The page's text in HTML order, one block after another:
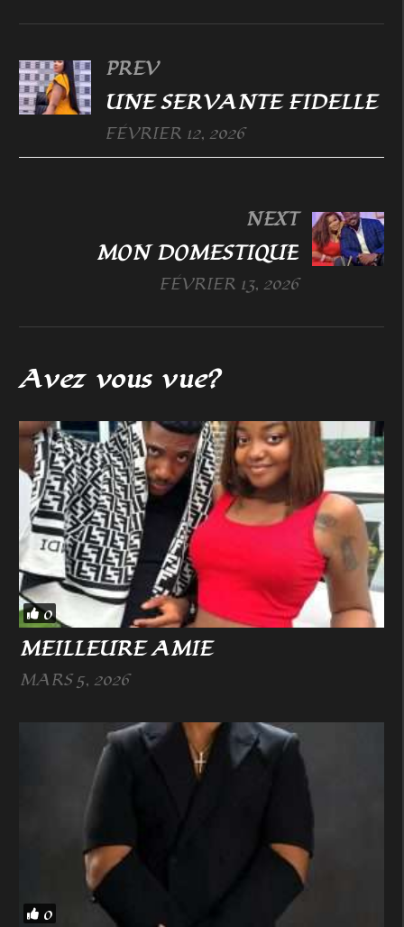
PREV
UNE SERVANTE FIDELLE
FÉVRIER 12, 2026
NEXT
MON DOMESTIQUE
FÉVRIER 13, 2026
Avez vous vue?
0
MEILLEURE AMIE
MARS 5, 2026
0